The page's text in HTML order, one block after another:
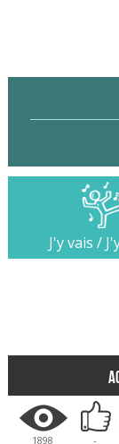
J'y vais /
1898 -